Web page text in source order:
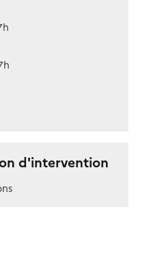
d'intervention
sur X